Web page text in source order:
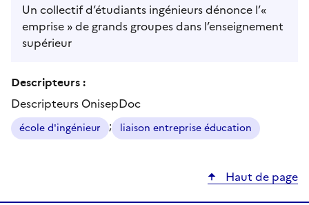
Un collectif d’étudiants ingénieurs dénonce l’«
emprise » de grands groupes dans l’enseignement
supérieur
Descripteurs :
Descripteurs OnisepDoc
école d'ingénieur ; liaison entreprise éducation
Haut de page